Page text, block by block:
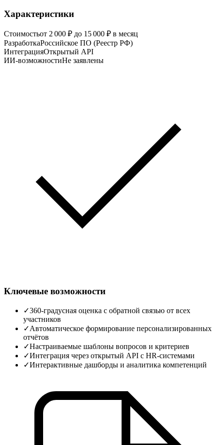
Характеристики
Стоимостьот 2 000 ₽ до 15 000 ₽ в месяц
РазработкаРоссийское ПО (Реестр РФ)
ИнтеграцияОткрытый API
ИИ-возможностиНе заявлены
Ключевые возможности
✓360‑градусная оценка с обратной связью от всех
участников
✓Автоматическое формирование персонализированных
отчётов
✓Настраиваемые шаблоны вопросов и критериев
✓Интеграция через открытый API с HR‑системами
✓Интерактивные дашборды и аналитика компетенций